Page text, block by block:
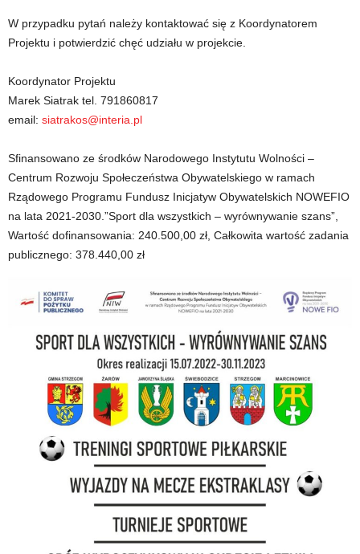
W przypadku pytań należy kontaktować się z Koordynatorem
Projektu i potwierdzić chęć udziału w projekcie.
Koordynator Projektu
Marek Siatrak tel. 791860817
email: siatrakos@interia.pl
Sfinansowano ze środków Narodowego Instytutu Wolności –
Centrum Rozwoju Społeczeństwa Obywatelskiego w ramach
Rządowego Programu Fundusz Inicjatyw Obywatelskich NOWEFIO
na lata 2021-2030.”Sport dla wszystkich – wyrównywanie szans”,
Wartość dofinansowania: 240.500,00 zł, Całkowita wartość zadania
publicznego: 378.440,00 zł